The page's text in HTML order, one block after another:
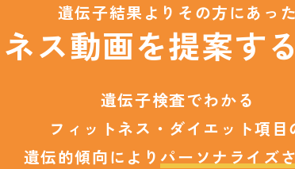
遺伝子結果よりその方にあった
ス動画を提案す
遺伝子検査でわかる
フィットネス・ダイエット項目
遺伝的傾向によりパーソナライズ